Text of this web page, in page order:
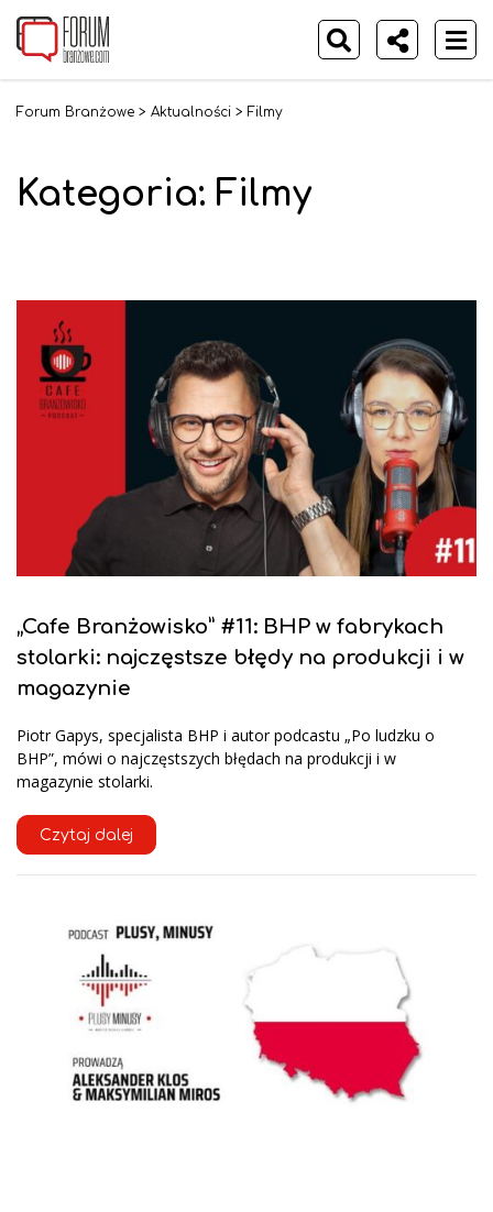
Forum Branżowe > Aktualności > Filmy
Kategoria: Filmy
„Cafe Branżowisko” #11: BHP w fabrykach
stolarki: najczęstsze błędy na produkcji i w
magazynie
Piotr Gapys, specjalista BHP i autor podcastu „Po ludzku o
BHP”, mówi o najczęstszych błędach na produkcji i w
magazynie stolarki.
Czytaj dalej